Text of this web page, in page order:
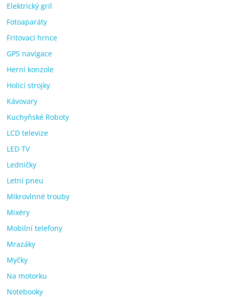
Elektrický gril
Fotoaparáty
Fritovací hrnce
GPS navigace
Herní konzole
Holicí strojky
Kávovary
Kuchyňské Roboty
LCD televize
LED TV
Ledničky
Letní pneu
Mikrovlnné trouby
Mixéry
Mobilní telefony
Mrazáky
Myčky
Na motorku
Notebooky